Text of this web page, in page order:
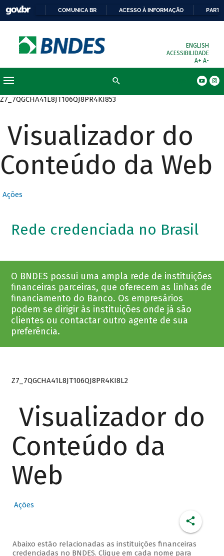
COMUNICA BR ACESSO À INFORMAÇÃO
ENGLISH
ACESSIBILIDADE
A+ A-
Z7_7QGCHA41L8JT106QJ8PR4KI853
Visualizador do
Conteúdo da Web
Ações
Rede credenciada no Brasil
O BNDES possui uma ampla rede de instituições
financeiras parceiras, que oferecem as linhas de
financiamento do Banco. Os empresários
podem se dirigir às instituições onde já são
clientes ou contactar outro agente de sua
preferência.
Z7_7QGCHA41L8JT106QJ8PR4KI8L2
Visualizador do
Conteúdo da
Web
Ações
Abaixo estão relacionadas as instituições financeiras
credenciadas no BNDES. Clique em cada nome para